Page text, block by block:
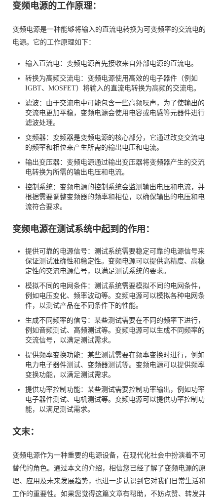
变频电源的工作原理：
变频电源是一种能够将输入的直流电转换为可变频率的交流电的
电源。它的工作原理如下：
输入直流电：变频电源首先接收来自外部电源的直流电。
转换为高频交流电：变频电源使用高效的电子器件（例如
IGBT、MOSFET）将输入的直流电转换为高频的交流电。
滤波：由于交流电中可能包含一些高频噪声，为了使输出的
交流电更加平稳，变频电源会使用电容或电感等元器件进行
滤波处理。
变频器：变频器是变频电源的核心部分，它通过改变交流电
的频率和相位来产生所需的输出电压和电流。
输出变压器：变频电源通过输出变压器将变频器产生的交流
电转换为所需的输出电压和电流。
控制系统：变频电源的控制系统会监测输出电压和电流，并
根据需要调整变频器的频率和相位，以确保输出的电压和电
流符合要求。
变频电源在测试系统中起到的作用：
提供可靠的电源信号：测试系统需要稳定可靠的电源信号来
保证测试准确性和稳定性。变频电源可以提供高精度、高稳
定性的交流电源信号，以满足测试系统的要求。
模拟不同的电网条件：测试系统需要模拟不同的电网条件，
例如电压变化、频率波动等。变频电源可以模拟各种电网条
件，以测试产品在不同条件下的性能。
生成不同频率的信号：某些测试需要在不同的频率下进行，
例如音频测试、高频测试等。变频电源可以生成不同频率的
交流信号，以满足测试需求。
提供频率变换功能：某些测试需要在频率变换时进行，例如
电力电子器件测试、变频器测试等。变频电源可以提供频率
变换功能，以满足测试需求。
提供功率控制功能：某些测试需要控制功率输出，例如功率
电子器件测试、电机测试等。变频电源可以提供功率控制功
能，以满足测试需求。
文末：
变频电源作为一种重要的电源设备，在现代化社会中扮演着不可
替代的角色。通过本文的介绍，相信您已经了解了变频电源的原
理、应用及未来发展趋势，也进一步认识到它对我们日常生活和
工作的重要性。如果您觉得这篇文章有帮助，不妨点赞、转发并